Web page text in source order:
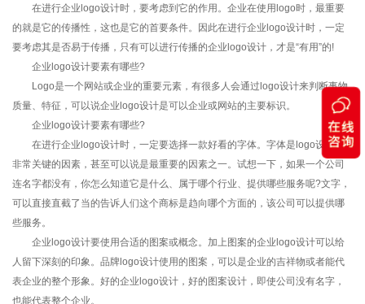
在进行企业logo设计时，要考虑到它的作用。企业在使用logo时，最重要
的就是它的传播性，这也是它的首要条件。因此在进行企业logo设计时，一定
要考虑其是否易于传播，只有可以进行传播的企业logo设计，才是“有用”的!
企业logo设计要素有哪些?
Logo是一个网站或企业的重要元素，有很多人会通过logo设计来判断事物
质量、特征，可以说企业logo设计是可以企业或网站的主要标识。
企业logo设计要素有哪些?
在进行企业logo设计时，一定要选择一款好看的字体。字体是logo设计中
非常关键的因素，甚至可以说是最重要的因素之一。试想一下，如果一个公司
连名字都没有，你怎么知道它是什么、属于哪个行业、提供哪些服务呢?文字，
可以直接直截了当的告诉人们这个商标是趋向哪个方面的，该公司可以提供哪
些服务。
企业logo设计要使用合适的图案或概念。加上图案的企业logo设计可以给
人留下深刻的印象。品牌logo设计使用的图案，可以是企业的吉祥物或者能代
表企业的整个形象。好的企业logo设计，好的图案设计，即使公司没有名字，
也能代表整个企业。